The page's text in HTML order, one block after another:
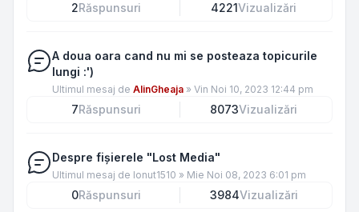
2Răspunsuri 4221Vizualizări
A doua oara cand nu mi se posteaza topicurile
lungi :')
Ultimul mesaj de AlinGheaja » Vin Noi 10, 2023 12:44 pm
7Răspunsuri 8073Vizualizări
Despre fișierele "Lost Media"
Ultimul mesaj de Ionut1510 » Mie Noi 08, 2023 6:01 pm
0Răspunsuri 3984Vizualizări